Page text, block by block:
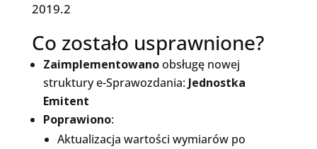
2019.2
Co zostało usprawnione?
Zaimplementowanoobsługę nowej
struktury e-Sprawozdania: Jednostka
Emitent
Poprawiono:
Aktualizacja wartości wymiarów po